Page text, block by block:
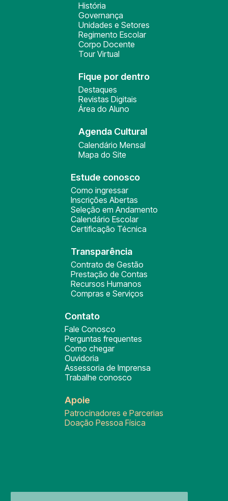
História
Governança
Unidades e Setores
Regimento Escolar
Corpo Docente
Tour Virtual
Fique por dentro
Destaques
Revistas Digitais
Área do Aluno
Agenda Cultural
Calendário Mensal
Mapa do Site
Estude conosco
Como ingressar
Inscrições Abertas
Seleção em Andamento
Calendário Escolar
Certificação Técnica
Transparência
Contrato de Gestão
Prestação de Contas
Recursos Humanos
Compras e Serviços
Contato
Fale Conosco
Perguntas frequentes
Como chegar
Ouvidoria
Assessoria de Imprensa
Trabalhe conosco
Apoie
Patrocinadores e Parcerias
Doação Pessoa Física